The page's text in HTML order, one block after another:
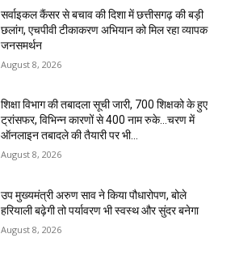
सर्वाइकल कैंसर से बचाव की दिशा में छत्तीसगढ़ की बड़ी
छलांग, एचपीवी टीकाकरण अभियान को मिल रहा व्यापक
जनसमर्थन
August 8, 2026
शिक्षा विभाग की तबादला सूची जारी, 700 शिक्षको के हुए
ट्रांसफर, विभिन्न कारणों से 400 नाम रुके…चरण में
ऑनलाइन तबादले की तैयारी पर भी...
August 8, 2026
उप मुख्यमंत्री अरुण साव ने किया पौधारोपण, बोले
हरियाली बढ़ेगी तो पर्यावरण भी स्वस्थ और सुंदर बनेगा
August 8, 2026